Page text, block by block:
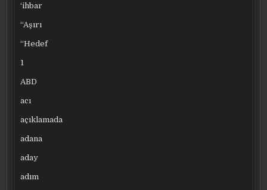
‘ihbar
“Aşırı
“Hedef
1
ABD
acı
açıklamada
adana
aday
adım